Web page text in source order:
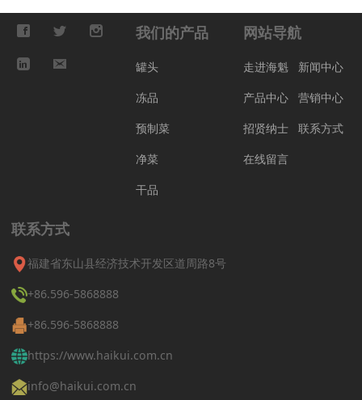
我们的产品
罐头
冻品
预制菜
净菜
干品
网站导航
走进海魁
新闻中心
产品中心
营销中心
招贤纳士
联系方式
在线留言
联系方式
福建省东山县经济技术开发区道周路8号
+86.596-5868888
+86.596-5868888
https://www.haikui.com.cn
info@haikui.com.cn